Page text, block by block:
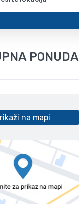
PONUDA
na mapi